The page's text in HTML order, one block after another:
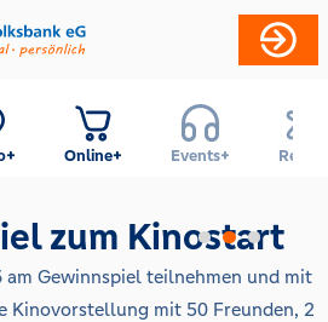
Online+ Events+ Reise+
zum Kinostart
am Gewinnspiel teilnehmen und mit
Kinovorstellung mit 50 Freunden, 2